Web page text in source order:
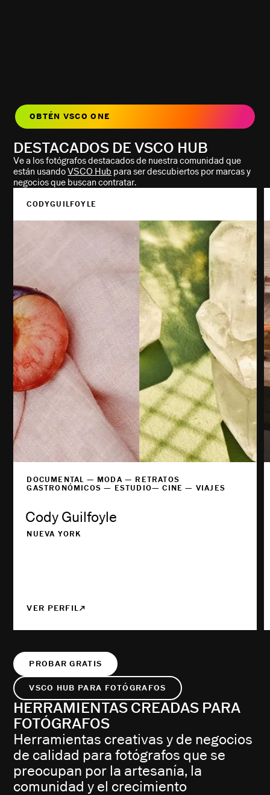
OBTÉN VSCO ONE
DESTACADOS DE VSCO HUB
Ve a los fotógrafos destacados de nuestra comunidad que
están usandoVSCO Hub para ser descubiertos por marcas y
negocios que buscan contratar.
CODYGUILFOYLE
DOCUMENTAL — MODA — RETRATOS
GASTRONÓMICOS — ESTUDIO— CINE — VIAJES
Cody Guilfoyle
NUEVA YORK
VER PERFIL
PROBAR GRATIS
VSCO HUB PARA FOTÓGRAFOS
HERRAMIENTAS CREADAS PARA
FOTÓGRAFOS
Herramientas creativas y de negocios
de calidad para fotógrafos que se
preocupan por la artesanía, la
comunidad y el crecimiento